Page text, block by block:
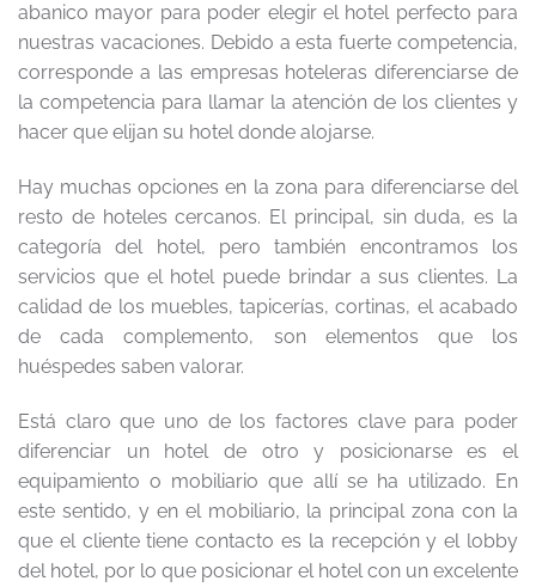
abanico mayor para poder elegir el hotel perfecto para
nuestras vacaciones. Debido a esta fuerte competencia,
corresponde a las empresas hoteleras diferenciarse de
la competencia para llamar la atención de los clientes y
hacer que elijan su hotel donde alojarse.
Hay muchas opciones en la zona para diferenciarse del
resto de hoteles cercanos. El principal, sin duda, es la
categoría del hotel, pero también encontramos los
servicios que el hotel puede brindar a sus clientes. La
calidad de los muebles, tapicerías, cortinas, el acabado
de cada complemento, son elementos que los
huéspedes saben valorar.
Está claro que uno de los factores clave para poder
diferenciar un hotel de otro y posicionarse es el
equipamiento o mobiliario que allí se ha utilizado. En
este sentido, y en el mobiliario, la principal zona con la
que el cliente tiene contacto es la recepción y el lobby
del hotel, por lo que posicionar el hotel con un excelente